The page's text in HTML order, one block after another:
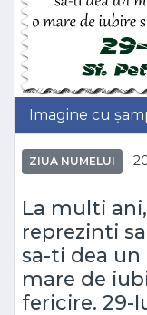
Imagine cu
ZIUA NUMELUI
La multi
reprezinti
sa-ti dea
mare de
fericire. 29-